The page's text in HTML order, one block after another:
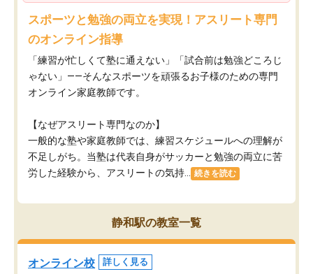
スポーツと勉強の両立を実現！アスリート専門
のオンライン指導
「練習が忙しくて塾に通えない」「試合前は勉強どころじ
ゃない」——そんなスポーツを頑張るお子様のための専門
オンライン家庭教師です。
【なぜアスリート専門なのか】
一般的な塾や家庭教師では、練習スケジュールへの理解が
不足しがち。当塾は代表自身がサッカーと勉強の両立に苦
労した経験から、アスリートの気持...
続きを読む
静和駅の教室一覧
オンライン校 詳しく見る